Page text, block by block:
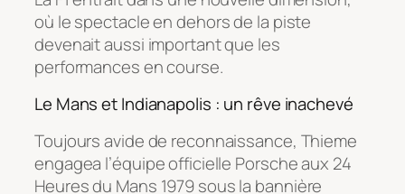
où le spectacle en dehors de la piste
devenait aussi important que les
performances en course.
Le Mans et Indianapolis : un rêve inachevé
Toujours avide de reconnaissance, Thieme
engagea l’équipe officielle Porsche aux 24
Heures du Mans 1979 sous la bannière